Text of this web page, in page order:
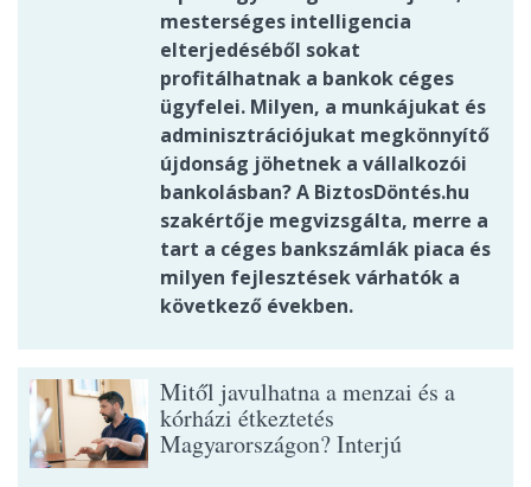
mesterséges intelligencia
elterjedéséből sokat
profitálhatnak a bankok céges
ügyfelei. Milyen, a munkájukat és
adminisztrációjukat megkönnyítő
újdonság jöhetnek a vállalkozói
bankolásban? A BiztosDöntés.hu
szakértője megvizsgálta, merre a
tart a céges bankszámlák piaca és
milyen fejlesztések várhatók a
következő években.
Mitől javulhatna a menzai és a
kórházi étkeztetés
Magyarországon? Interjú